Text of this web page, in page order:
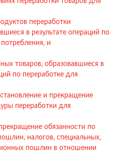
переработки
в результате операций по
и
товаров, образовавшиеся в
по переработке для
и прекращение
переработки для
обязанности по
налогов, специальных,
пошлин в отношении